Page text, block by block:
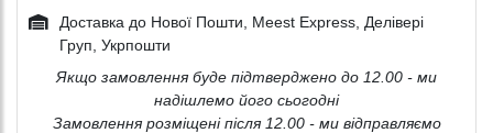
Доставка до Нової Пошти, Meest Express, Делівері
Груп, Укрпошти
Якщо замовлення буде підтверджено до 12.00 - ми
надішлемо його сьогодні
Замовлення розміщені після 12.00 - ми відправляємо